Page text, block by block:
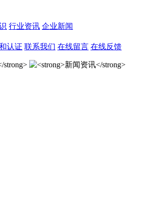
行业资讯 企业新闻
认证 联系我们 在线留言 在线反馈